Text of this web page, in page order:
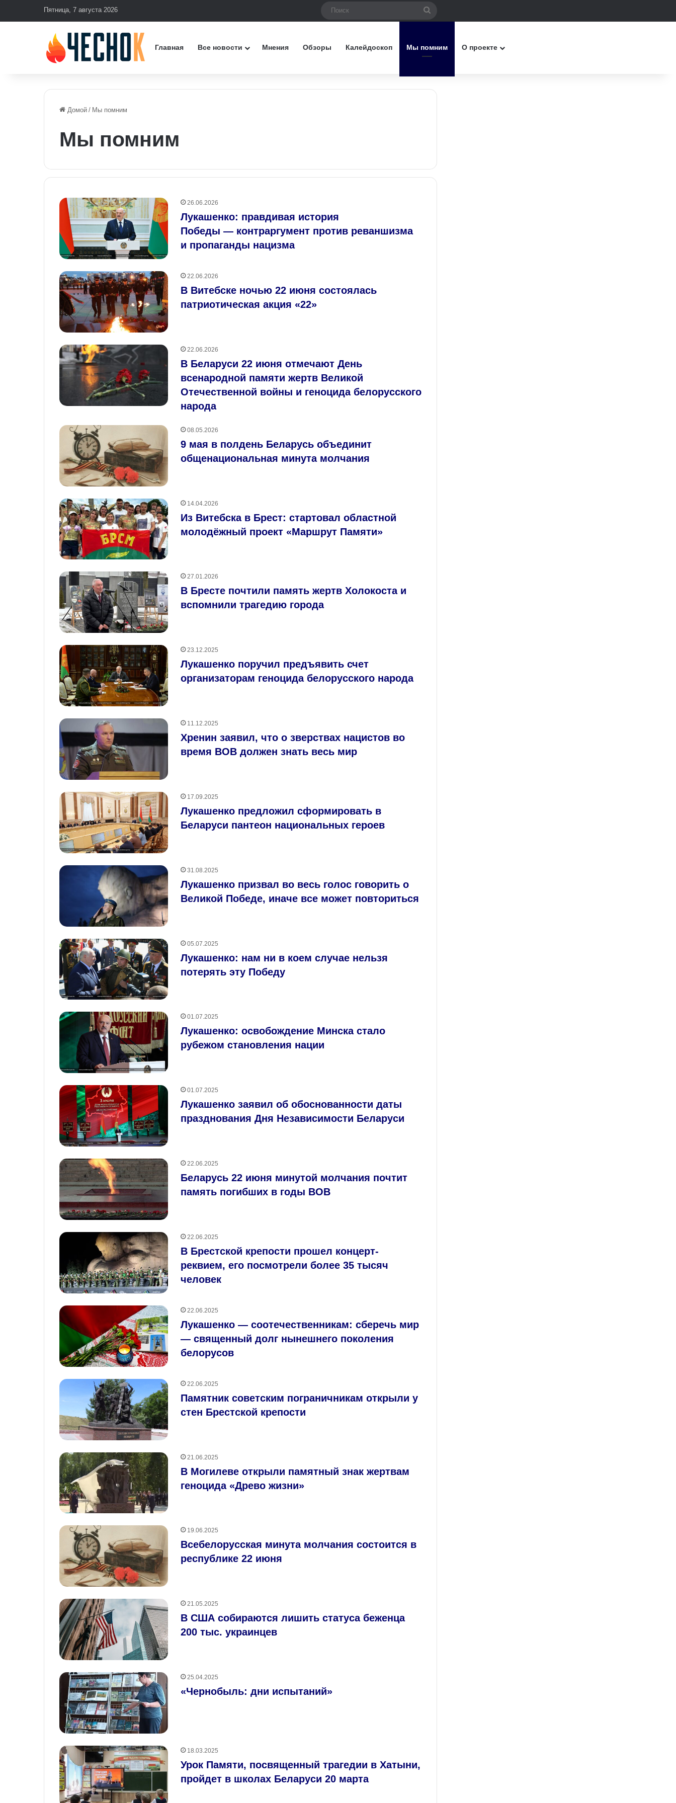
Пятница, 7 августа 2026
Главная Все новости Мнения Обзоры Калейдоскоп Мы помним О проекте
Домой / Мы помним
Мы помним
26.06.2026
Лукашенко: правдивая история
Победы — контраргумент против реваншизма
и пропаганды нацизма
22.06.2026
В Витебске ночью 22 июня состоялась
патриотическая акция «22»
22.06.2026
В Беларуси 22 июня отмечают День
всенародной памяти жертв Великой
Отечественной войны и геноцида белорусского
народа
08.05.2026
9 мая в полдень Беларусь объединит
общенациональная минута молчания
14.04.2026
Из Витебска в Брест: стартовал областной
молодёжный проект «Маршрут Памяти»
27.01.2026
В Бресте почтили память жертв Холокоста и
вспомнили трагедию города
23.12.2025
Лукашенко поручил предъявить счет
организаторам геноцида белорусского народа
11.12.2025
Хренин заявил, что о зверствах нацистов во
время ВОВ должен знать весь мир
17.09.2025
Лукашенко предложил сформировать в
Беларуси пантеон национальных героев
31.08.2025
Лукашенко призвал во весь голос говорить о
Великой Победе, иначе все может повториться
05.07.2025
Лукашенко: нам ни в коем случае нельзя
потерять эту Победу
01.07.2025
Лукашенко: освобождение Минска стало
рубежом становления нации
01.07.2025
Лукашенко заявил об обоснованности даты
празднования Дня Независимости Беларуси
22.06.2025
Беларусь 22 июня минутой молчания почтит
память погибших в годы ВОВ
22.06.2025
В Брестской крепости прошел концерт-
реквием, его посмотрели более 35 тысяч
человек
22.06.2025
Лукашенко — соотечественникам: сберечь мир
— священный долг нынешнего поколения
белорусов
22.06.2025
Памятник советским пограничникам открыли у
стен Брестской крепости
21.06.2025
В Могилеве открыли памятный знак жертвам
геноцида «Древо жизни»
19.06.2025
Всебелорусская минута молчания состоится в
республике 22 июня
21.05.2025
В США собираются лишить статуса беженца
200 тыс. украинцев
25.04.2025
«Чернобыль: дни испытаний»
18.03.2025
Урок Памяти, посвященный трагедии в Хатыни,
пройдет в школах Беларуси 20 марта